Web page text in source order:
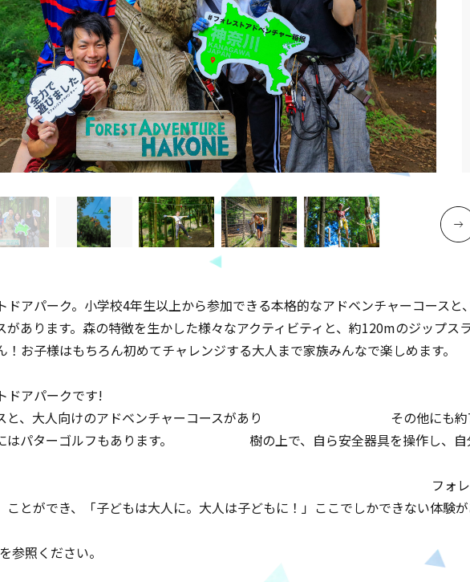
ドアパーク。小学校4年生以上から参加できる本格的なアドベンチャーコースと
あります。森の特徴を生かした様々なアクティビティと、約120mのジップス
お子様はもちろん初めてチャレンジする大人まで家族みんなで楽しめます。
トドアパークです!
ースと、大人向けのアドベンチャーコースがあり その他にも約
にはパターゴルフもあります。 樹の上で、自ら安全器具を操作し、自
魅力です！ フォレストア
とができ、「子どもは大人に。大人は子どもに！」ここでしかできない体験
は弊社HPを参照ください。